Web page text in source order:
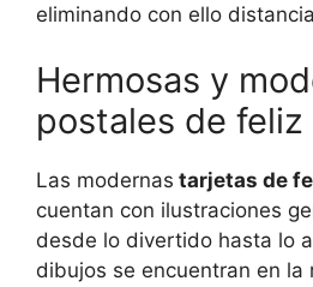
eliminando con ello
Hermosas y
postales de feliz
Las modernas tarjetas de
cuentan con ilustraciones
desde lo divertido hasta lo
dibujos se encuentran en la